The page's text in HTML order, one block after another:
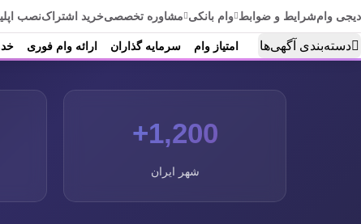
دیجی وامشرایط و ضوابط وام بانکی مشاوره تخصصیخرید اشتراکنصب
دسته‌بندی آگهی‌ها امتیاز وام سرمایه گذاران ارائه وام فوری
1,200+
شهر ایران